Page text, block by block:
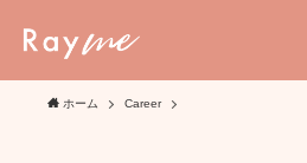
ホーム Career